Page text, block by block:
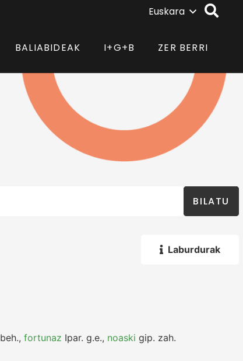
Euskara
BALIABIDEAK I+G+B ZER BERRI
BILATU
Laburdurak
beh., fortunaz Ipar. g.e., noaski gip. zah.